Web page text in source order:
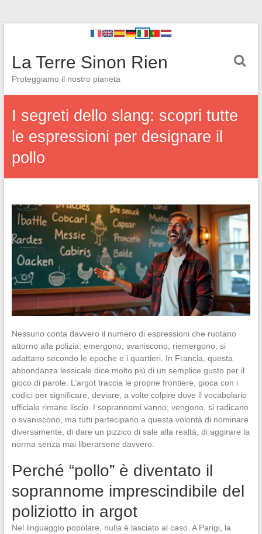
La Terre Sinon Rien
Proteggiamo il nostro pianeta
I segreti dello slang: scopri tutte
le espressioni per designare il
pollo
Nessuno conta davvero il numero di espressioni che ruotano
attorno alla polizia: emergono, svaniscono, riemergono, si
adattano secondo le epoche e i quartieri. In Francia, questa
abbondanza lessicale dice molto più di un semplice gusto per il
gioco di parole. L’argot traccia le proprie frontiere, gioca con i
codici per significare, deviare, a volte colpire dove il vocabolario
ufficiale rimane liscio. I soprannomi vanno, vengono, si radicano
o svaniscono, ma tutti partecipano a questa volontà di nominare
diversamente, di dare un pizzico di sale alla realtà, di aggirare la
norma senza mai liberarsene davvero.
Perché “pollo” è diventato il
soprannome imprescindibile del
poliziotto in argot
Nel linguaggio popolare, nulla è lasciato al caso. A Parigi, la